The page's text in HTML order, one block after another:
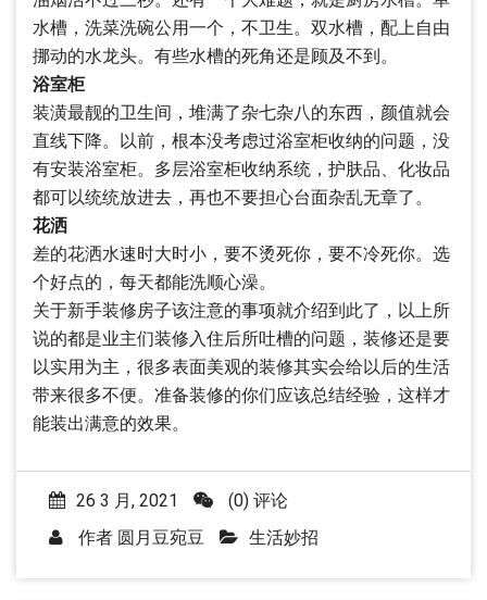
水槽，洗菜洗碗公用一个，不卫生。双水槽，配上自由
挪动的水龙头。有些水槽的死角还是顾及不到。
浴室柜
装潢最靓的卫生间，堆满了杂七杂八的东西，颜值就会
直线下降。以前，根本没考虑过浴室柜收纳的问题，没
有安装浴室柜。多层浴室柜收纳系统，护肤品、化妆品
都可以统统放进去，再也不要担心台面杂乱无章了。
花洒
差的花洒水速时大时小，要不烫死你，要不冷死你。选
个好点的，每天都能洗顺心澡。
关于新手装修房子该注意的事项就介绍到此了，以上所
说的都是业主们装修入住后所吐槽的问题，装修还是要
以实用为主，很多表面美观的装修其实会给以后的生活
带来很多不便。准备装修的你们应该总结经验，这样才
能装出满意的效果。
26 3 月, 2021
(0) 评论
作者 圆月豆宛豆 生活妙招